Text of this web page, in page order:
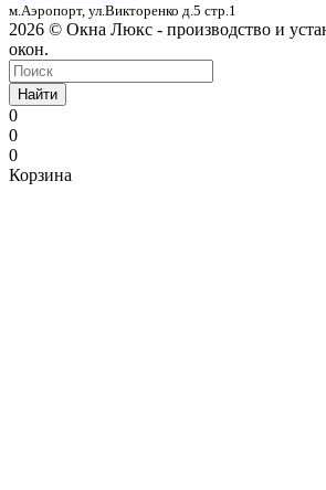
м.Аэропорт, ул.Викторенко д.5 стр.1
2026 © Окна Люкс - производство и
окон.
Найти
0
0
0
Корзина